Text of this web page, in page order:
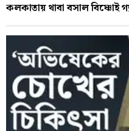
কলকাতায় থাবা বসাল বিষ্ণোই